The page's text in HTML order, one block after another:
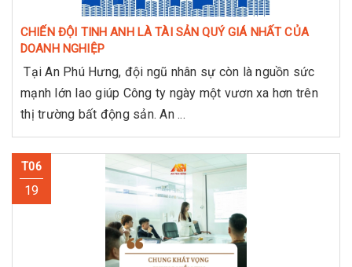
CHIẾN ĐỘI TINH ANH LÀ TÀI SẢN QUÝ GIÁ NHẤT CỦA
DOANH NGHIỆP
Tại An Phú Hưng, đội ngũ nhân sự còn là nguồn sức
mạnh lớn lao giúp Công ty ngày một vươn xa hơn trên
thị trường bất động sản. An ...
T06
19